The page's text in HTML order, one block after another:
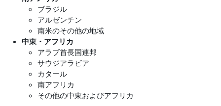
ブラジル
アルゼンチン
南米のその他の地域
中東・アフリカ
アラブ首長国連邦
サウジアラビア
カタール
南アフリカ
その他の中東およびアフリカ